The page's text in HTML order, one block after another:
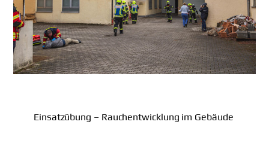
Einsatzübung – Rauchentwicklung im Gebäude